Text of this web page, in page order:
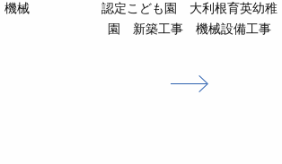
械
認定こども園 大利根育英幼稚
園 新築工事 機械設備工事